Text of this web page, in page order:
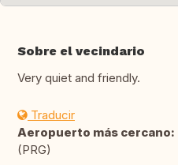
Sobre el vecindario
Very quiet and friendly.
Traducir
Aeropuerto más cercano:
(PRG)